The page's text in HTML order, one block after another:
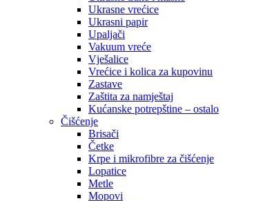
Ukrasne vrećice
Ukrasni papir
Upaljači
Vakuum vreće
Vješalice
Vrećice i kolica za kupovinu
Zastave
Zaštita za namještaj
Kućanske potrepštine – ostalo
Čišćenje
Brisači
Četke
Krpe i mikrofibre za čišćenje
Lopatice
Metle
Mopovi